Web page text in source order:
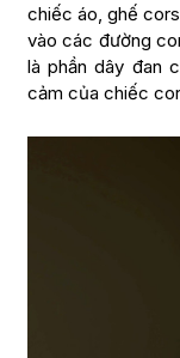
chiếc áo, ghế
vào các đường
là phần dây đan
cảm của chiếc